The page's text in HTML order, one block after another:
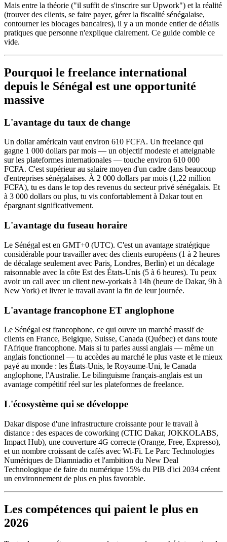
Mais entre la théorie ("il suffit de s'inscrire sur Upwork") et la réalité
(trouver des clients, se faire payer, gérer la fiscalité sénégalaise,
contourner les blocages bancaires), il y a un monde entier de détails
pratiques que personne n'explique clairement. Ce guide comble ce
vide.
Pourquoi le freelance international
depuis le Sénégal est une opportunité
massive
L'avantage du taux de change
Un dollar américain vaut environ 610 FCFA. Un freelance qui
gagne 1 000 dollars par mois — un objectif modeste et atteignable
sur les plateformes internationales — touche environ 610 000
FCFA. C'est supérieur au salaire moyen d'un cadre dans beaucoup
d'entreprises sénégalaises. À 2 000 dollars par mois (1,22 million
FCFA), tu es dans le top des revenus du secteur privé sénégalais. Et
à 3 000 dollars ou plus, tu vis confortablement à Dakar tout en
épargnant significativement.
L'avantage du fuseau horaire
Le Sénégal est en GMT+0 (UTC). C'est un avantage stratégique
considérable pour travailler avec des clients européens (1 à 2 heures
de décalage seulement avec Paris, Londres, Berlin) et un décalage
raisonnable avec la côte Est des États-Unis (5 à 6 heures). Tu peux
avoir un call avec un client new-yorkais à 14h (heure de Dakar, 9h à
New York) et livrer le travail avant la fin de leur journée.
L'avantage francophone ET anglophone
Le Sénégal est francophone, ce qui ouvre un marché massif de
clients en France, Belgique, Suisse, Canada (Québec) et dans toute
l'Afrique francophone. Mais si tu parles aussi anglais — même un
anglais fonctionnel — tu accèdes au marché le plus vaste et le mieux
payé au monde : les États-Unis, le Royaume-Uni, le Canada
anglophone, l'Australie. Le bilinguisme français-anglais est un
avantage compétitif réel sur les plateformes de freelance.
L'écosystème qui se développe
Dakar dispose d'une infrastructure croissante pour le travail à
distance : des espaces de coworking (CTIC Dakar, JOKKOLABS,
Impact Hub), une couverture 4G correcte (Orange, Free, Expresso),
et un nombre croissant de cafés avec Wi-Fi. Le Parc Technologies
Numériques de Diamniadio et l'ambition du New Deal
Technologique de faire du numérique 15% du PIB d'ici 2034 créent
un environnement de plus en plus favorable.
Les compétences qui paient le plus en
2026